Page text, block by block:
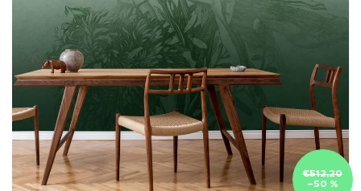
€512,20
–50 %